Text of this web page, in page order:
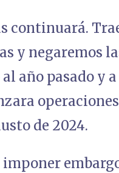
continuará.
y negaremos
año pasado y
de 2024.